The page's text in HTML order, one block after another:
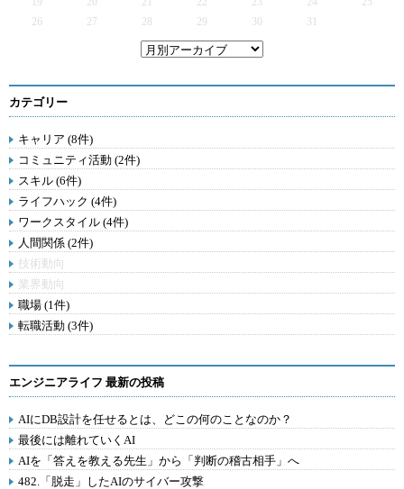
26
27 28 29 30 31
カテゴリー
キャリア (8件)
コミュニティ活動 (2件)
スキル (6件)
ライフハック (4件)
ワークスタイル (4件)
人間関係 (2件)
技術動向
業界動向
職場 (1件)
転職活動 (3件)
エンジニアライフ 最新の投稿
AIにDB設計を任せるとは、どこの何のことなのか？
最後には離れていくAI
AIを「答えを教える先生」から「判断の稽古相手」へ
482.「脱走」したAIのサイバー攻撃